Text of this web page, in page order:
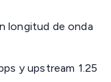
longitud de onda
y upstream 1.25